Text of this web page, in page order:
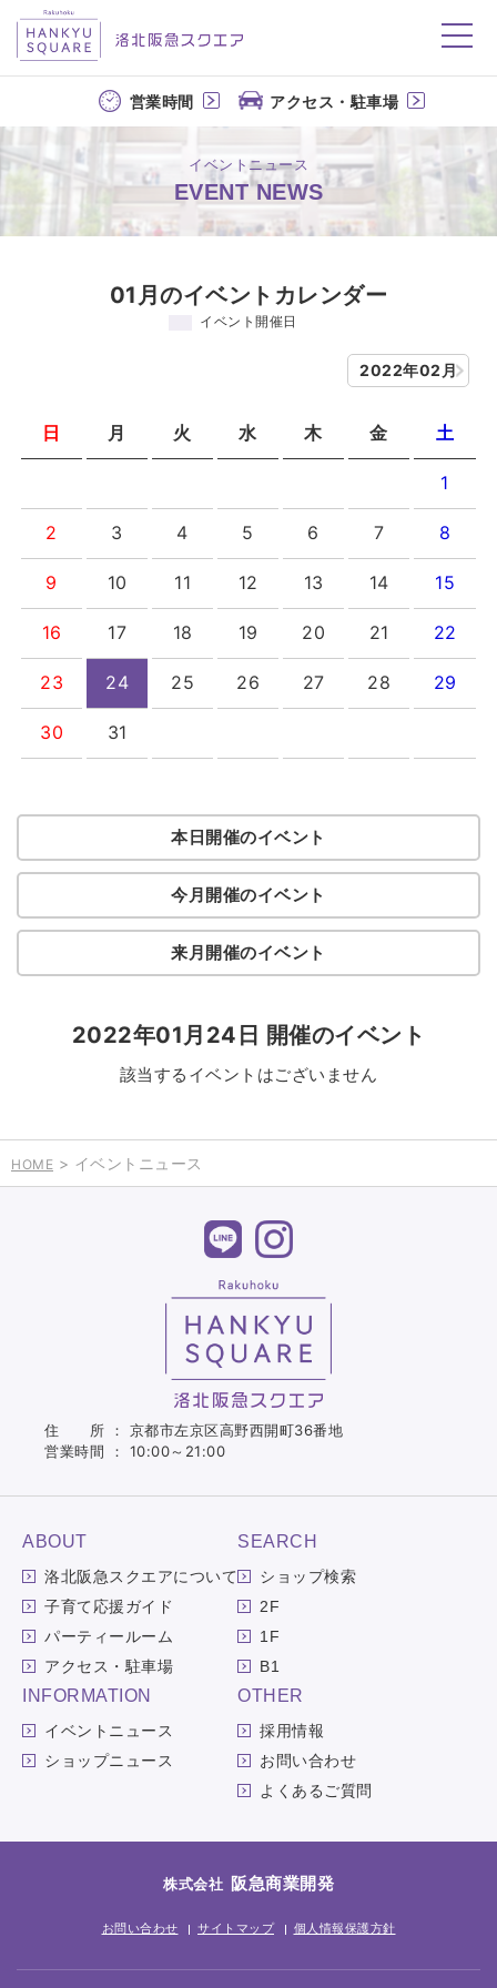
洛北阪急スクエア
営業時間 アクセス・駐車場
イベントニュース
EVENT NEWS
01月のイベントカレンダー
イベント開催日
2022年02月
日 月 火 水 木 金 土
1
2 3 4 5 6 7 8
9 10 11 12 13 14 15
16 17 18 19 20 21 22
23 24 25 26 27 28 29
30 31
本日開催のイベント
今月開催のイベント
来月開催のイベント
2022年01月24日 開催のイベント
該当するイベントはございません
HOME > イベントニュース
住 所 ： 京都市左京区高野西開町36番地
営業時間 ： 10:00～21:00
ABOUT
洛北阪急スクエアについて
子育て応援ガイド
パーティールーム
アクセス・駐車場
SEARCH
ショップ検索
2F
1F
B1
INFORMATION
イベントニュース
ショップニュース
OTHER
採用情報
お問い合わせ
よくあるご質問
株式会社 阪急商業開発
お問い合わせ サイトマップ 個人情報保護方針